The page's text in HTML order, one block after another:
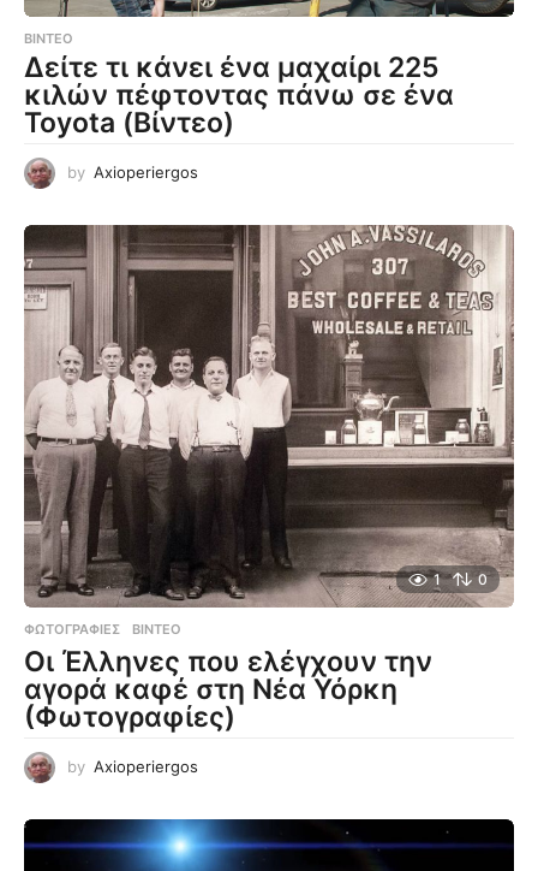
ΒΊΝΤΕΟ
Δείτε τι κάνει ένα μαχαίρι 225
κιλών πέφτοντας πάνω σε ένα
Toyota (Βίντεο)
by Axioperiergos
1 0
ΦΩΤΟΓΡΑΦΊΕΣ ,ΒΊΝΤΕΟ
Οι Έλληνες που ελέγχουν την
αγορά καφέ στη Νέα Υόρκη
(Φωτογραφίες)
by Axioperiergos